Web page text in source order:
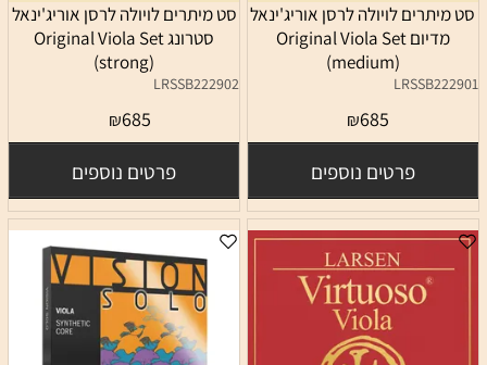
סט מיתרים לויולה לרסן אוריג'ינאל
מדיום Original Viola Set
(medium)
LRSSB222901
₪685
פרטים נוספים
סט מיתרים לויולה לרסן אוריג'ינאל
סטרונג Original Viola Set
(strong)
LRSSB222902
₪685
פרטים נוספים